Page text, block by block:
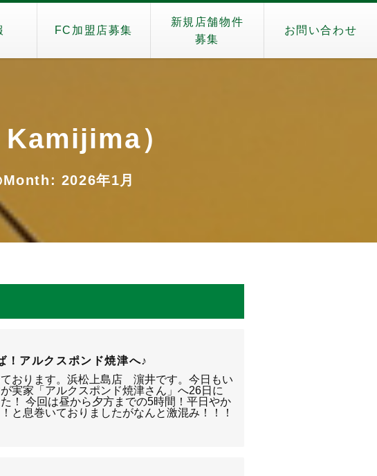
FC加盟店募集
新規店舗物件
募集
お問い合わせ
）
2026年1月
！アルクスポンド焼津へ♪
おります。浜松上島店 濵井です。今日もい
実家「アルクスポンド焼津さん」へ26日に
！ 今回は昼から夕方までの5時間！平日やか
と息巻いておりましたがなんと激混み！！！